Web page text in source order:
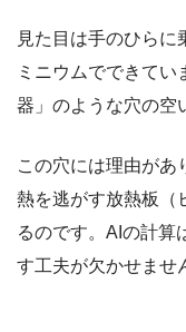
見た目は手のひらに
ミニウムでできてい
器」のような穴の空
この穴には理由があ
熱を逃がす放熱板（
るのです。AIの計算
す工夫が欠かせませ